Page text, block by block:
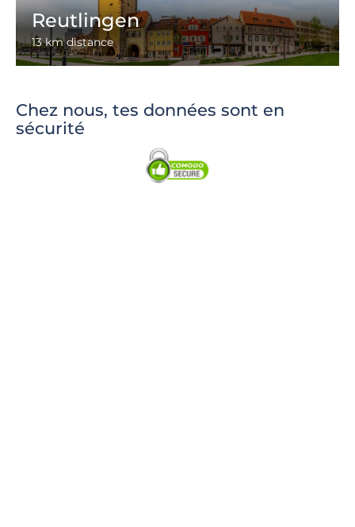
Reutlingen
13 km distance
Chez nous, tes données sont en
sécurité